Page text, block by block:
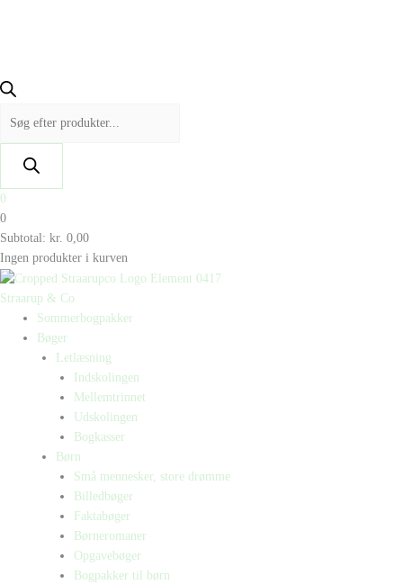
0
0
Subtotal: kr. 0,00
Ingen produkter i kurven
Straarup & Co
Sommerbogpakker
Bøger
Letlæsning
Indskolingen
Mellemtrinnet
Udskolingen
Bogkasser
Børn
Små mennesker, store drømme
Billedbøger
Faktabøger
Børneromaner
Opgavebøger
Bogpakker til børn